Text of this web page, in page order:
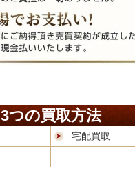
3つの買取方法
宅配買取